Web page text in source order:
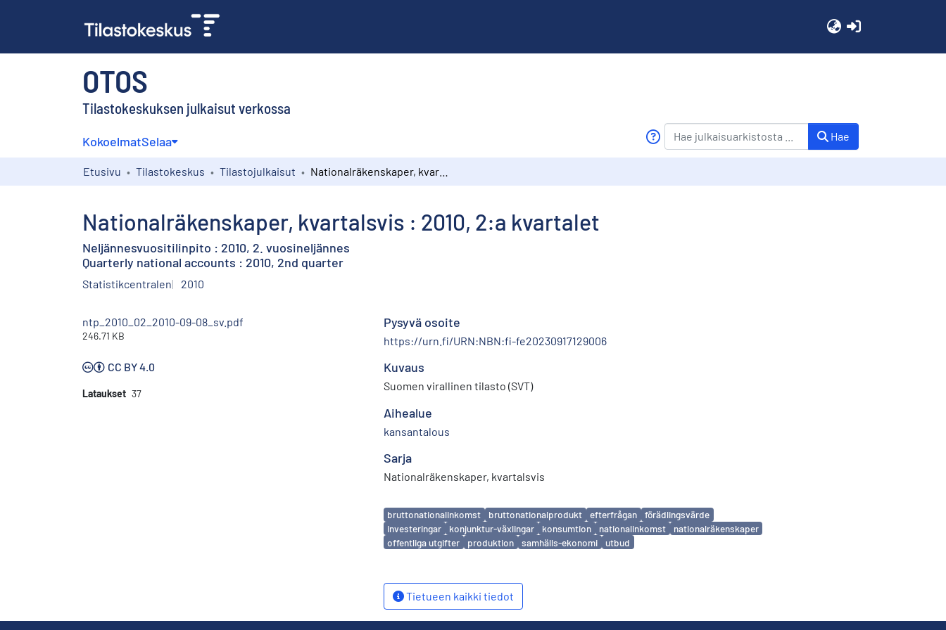
OTOS
Tilastokeskuksen julkaisut verkossa
KokoelmatSelaa Hae
Etusivu Tilastokeskus Tilastojulkaisut
Nationalräkenskaper, kvartalsvis : 2010, 2:a kvartalet
Neljännesvuositilinpito : 2010, 2. vuosineljännes
Quarterly national accounts : 2010, 2nd quarter
Statistikcentralen 2010
ntp_2010_02_2010-09-08_sv.pdf
246.71 KB
CC BY 4.0
Lataukset 37
Pysyvä osoite
https://urn.fi/URN:NBN:fi-fe20230917129006
Kuvaus
Suomen virallinen tilasto (SVT)
Aihealue
kansantalous
Sarja
Nationalräkenskaper, kvartalsvis
Avainsanat
bruttonationalinkomst bruttonationalprodukt efterfrågan
förädlingsvärde
investeringar
konjunktur-växlingar konsumtion nationalinkomst
nationalräkenskaper
offentliga utgifter
produktion samhälls-ekonomi utbud
Tietueen kaikki tiedot